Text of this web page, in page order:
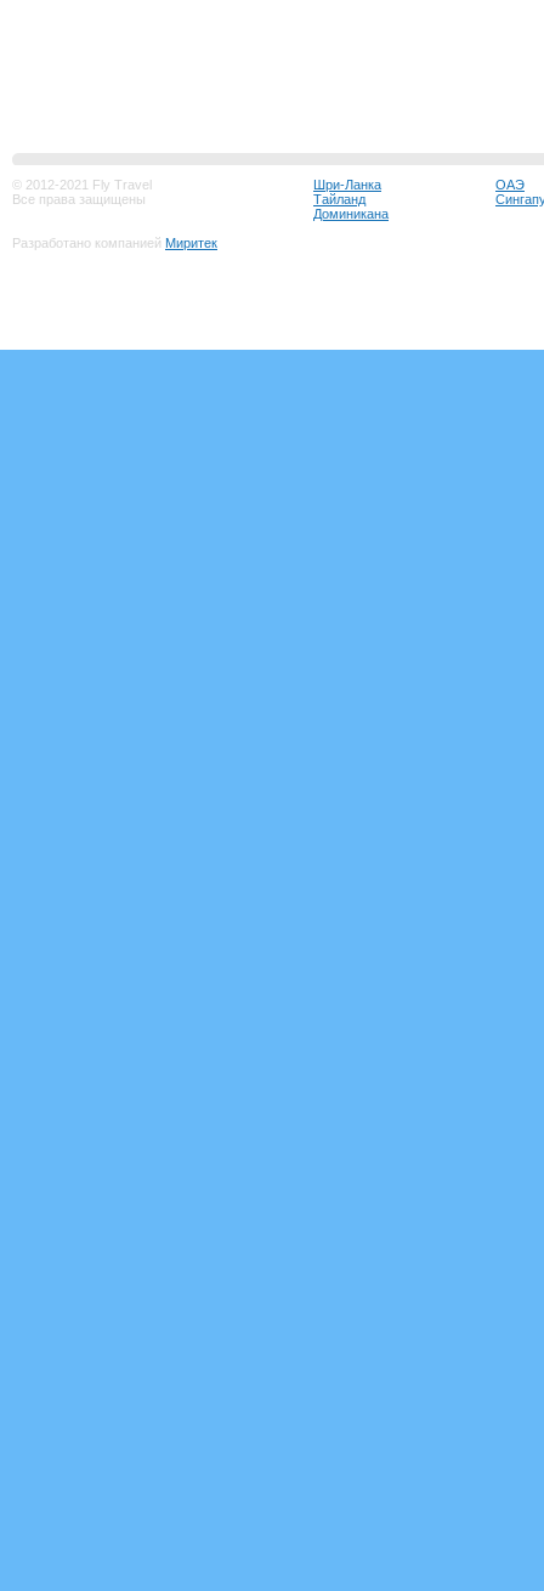
© 2012-2021 Fly Travel
Все права защищены
Разработано компанией Миритек
Шри-Ланка
Тайланд
Доминикана
ОАЭ